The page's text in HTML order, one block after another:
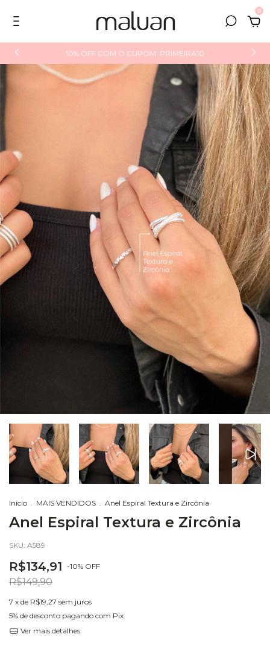
0
10% OFF COM O CUPOM: PRIMEIRA10
Início . MAIS VENDIDOS . Anel Espiral Textura e Zircônia
Anel Espiral Textura e Zircônia
SKU: A589
R$134,91 -10% OFF
R$149,90
7 x de R$19,27 sem juros
5% de desconto pagando com Pix
Ver mais detalhes